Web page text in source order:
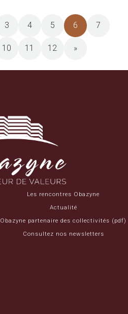
3 4 5 6 7
10 11 12 »
Les rencontres Obazyne
Actualité
Obazyne partenaire des collectivités (pdf)
Consultez nos newsletters